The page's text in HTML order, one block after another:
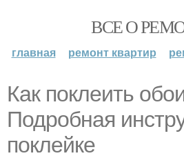
ВСЕ О
главная ремонт квартир
Как поклеить
Подробная
поклейке